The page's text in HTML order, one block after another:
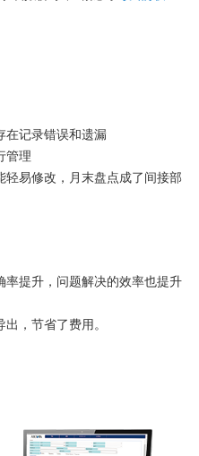
在记录错误和遗漏
管理
轻易修改，月末盘点成了间接部
率提升，问题解决的效率也提升
，节省了费用。